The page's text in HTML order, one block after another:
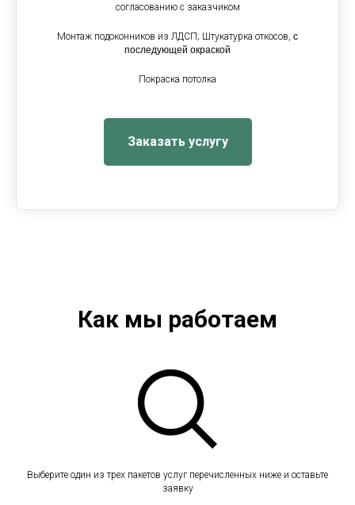
согласованию с заказчиком
Монтаж подоконников из ЛДСП; Штукатурка откосов, с
последующей окраской
Покраска потолка
Заказать услугу
Как мы работаем
Выберите один из трех пакетов услуг перечисленных ниже и оставьте
заявку